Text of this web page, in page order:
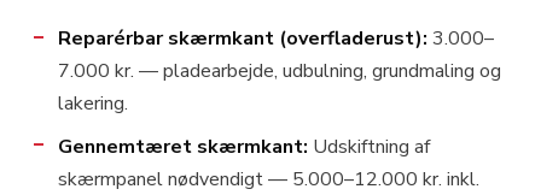
Reparérbar skærmkant (overfladerust): 3.000–
7.000 kr. — pladearbejde, udbulning, grundmaling og
lakering.
Gennemtæret skærmkant: Udskiftning af
skærmpanel nødvendigt — 5.000–12.000 kr. inkl.